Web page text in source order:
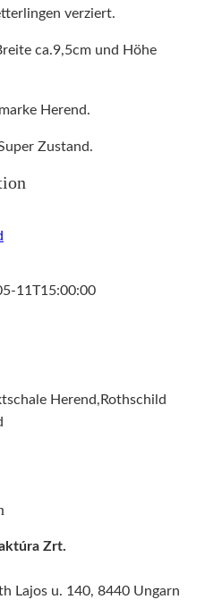
verziert.
ca.9,5cm und Höhe
Herend.
Zustand.
11T15:00:00
Herend,Rothschild
Zrt.
Lajos u. 140, 8440 Ungarn